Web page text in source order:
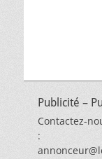
Publicité –
Contactez-
: